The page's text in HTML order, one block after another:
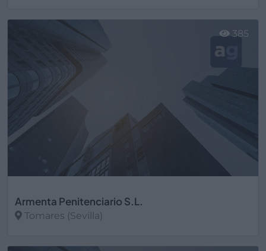
Armenta Penitenciario S.L.
Tomares (Sevilla)
385